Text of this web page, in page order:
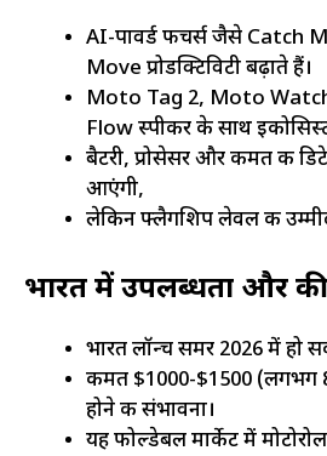
AI-पावर्ड फीचर्स जैसे Catch
Move प्रोडक्टिविटी बढ़ाते हैं।
Moto Tag 2, Moto
Flow स्पीकर के साथ
बैटरी, प्रोसेसर और कीमत की
आएंगी,
लेकिन फ्लैगशिप लेवल की
भारत में उपलब्धता और
भारत लॉन्च समर 2026 में हो
कीमत $1000-$1500 (लगभग
होने की संभावना।
यह फोल्डेबल मार्केट में